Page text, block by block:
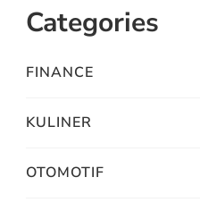
Categories
FINANCE
KULINER
OTOMOTIF